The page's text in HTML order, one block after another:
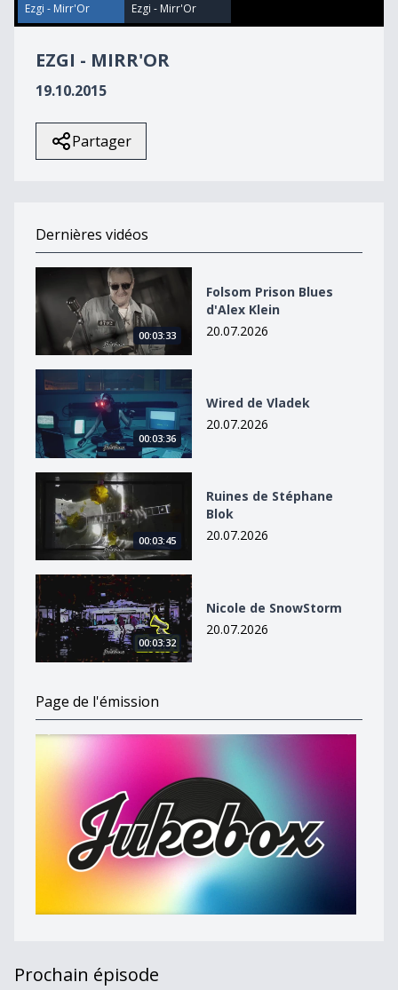
39
seconds
Ezgi - Mirr'Or Ezgi - Mirr'Or
EZGI - MIRR'OR
19.10.2015
Partager
Dernières vidéos
Folsom Prison Blues d&#039;Alex Klein
00:03:33
Folsom Prison Blues
d'Alex Klein
20.07.2026
Wired de Vladek
00:03:36
Wired de Vladek
20.07.2026
Ruines de Stéphane Blok
00:03:45
Ruines de Stéphane
Blok
20.07.2026
Nicole de SnowStorm
00:03:32
Nicole de SnowStorm
20.07.2026
Page de l'émission
Prochain épisode